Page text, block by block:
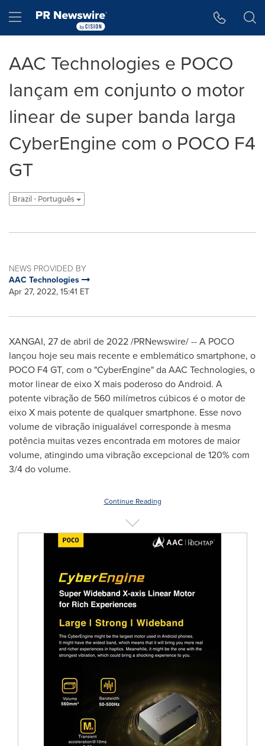
Hamburger menu
AAC Technologies e POCO
lançam em conjunto o motor
linear de super banda larga
CyberEngine com o POCO F4
GT
Brazil - Português
NEWS PROVIDED BY
AAC Technologies
Apr 27, 2022, 15:41 ET
XANGAI, 27 de abril de 2022/PRNewswire/ -- A POCO
lançou hoje seu mais recente e emblemático smartphone, o
POCO F4 GT, com o "CyberEngine" da AAC Technologies, o
motor linear de eixo X mais poderoso do Android. A
potente vibração de 560 milímetros cúbicos é o motor de
eixo X mais potente de qualquer smartphone. Esse novo
volume de vibração inigualável corresponde à mesma
potência muitas vezes encontrada em motores de maior
volume, atingindo uma vibração excepcional de 120% com
3/4 do volume.
Continue Reading